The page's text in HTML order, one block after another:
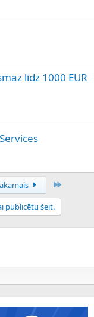
līdz 1000 EUR
publicētu šeit.